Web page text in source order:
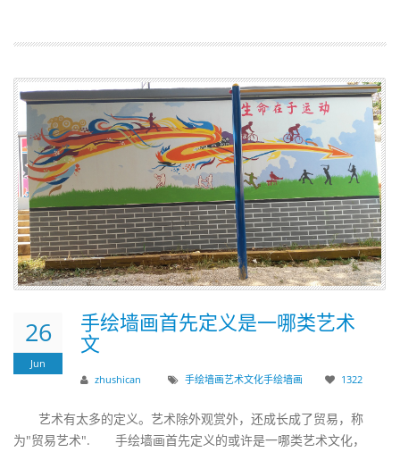
26
Jun
手绘墙画首先定义是一哪类艺术
文
zhushican 手绘墙画艺术文化手绘墙画 1322
艺术有太多的定义。艺术除外观赏外，还成长成了贸易，称
为"贸易艺术". 手绘墙画首先定义的或许是一哪类艺术文化，